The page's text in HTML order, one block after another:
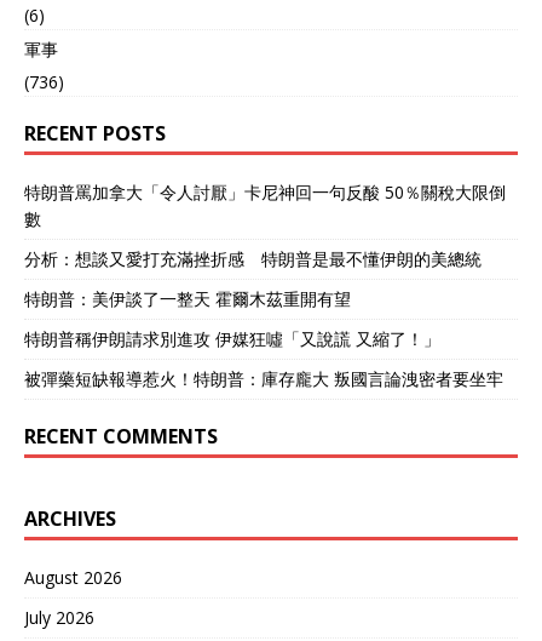
(6)
軍事
(736)
RECENT POSTS
特朗普罵加拿大「令人討厭」卡尼神回一句反酸 50％關稅大限倒
數
分析：想談又愛打充滿挫折感 特朗普是最不懂伊朗的美總統
特朗普：美伊談了一整天 霍爾木茲重開有望
特朗普稱伊朗請求別進攻 伊媒狂噓「又說謊 又縮了！」
被彈藥短缺報導惹火！特朗普：庫存龐大 叛國言論洩密者要坐牢
RECENT COMMENTS
ARCHIVES
August 2026
July 2026